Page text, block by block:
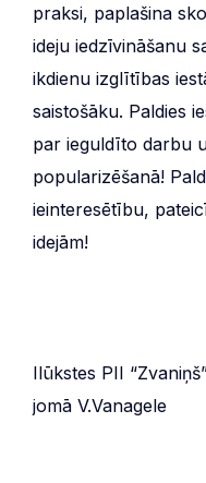
praksi, paplašina
ideju iedzīvināšanu
ikdienu izglītības
saistošāku. Paldies
par ieguldīto darbu
popularizēšanā!
ieinteresētību,
idejām!
Ilūkstes PII
jomā V.Vanagele